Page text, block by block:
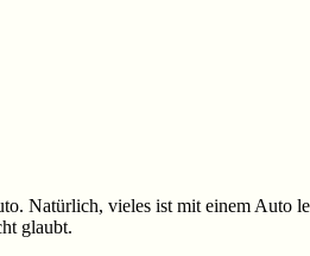
Natürlich, vieles ist mit einem Auto
glaubt.